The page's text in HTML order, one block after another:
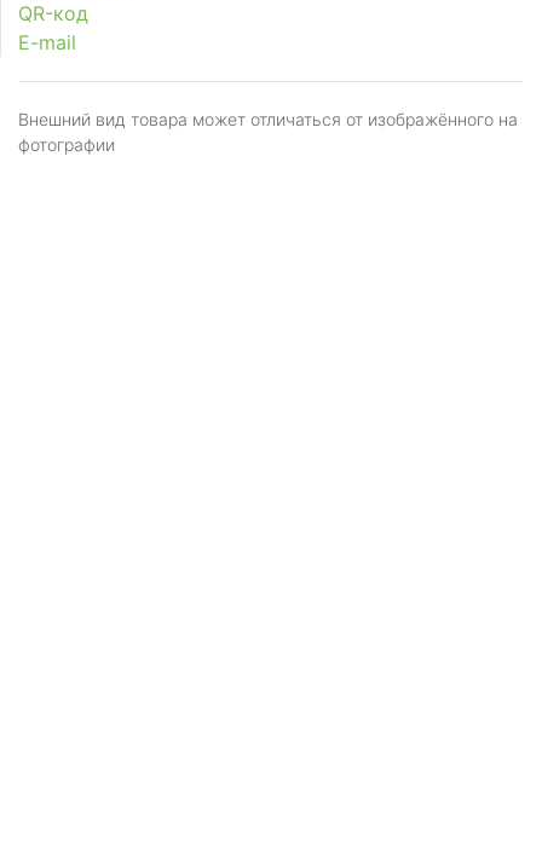
QR-код
E-mail
Внешний вид товара может отличаться от изображённого на
фотографии